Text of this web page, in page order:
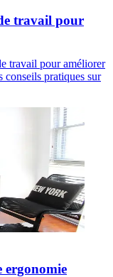
travail pour
travail pour améliorer
pratiques sur
ergonomie